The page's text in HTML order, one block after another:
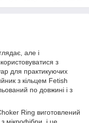
але і
з
для практикуючих
з кільцем Fetish
по довжині і з
Ring виготовлений
мікрофібри, і це